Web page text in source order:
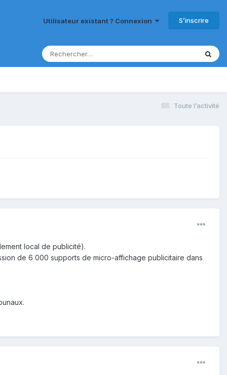
Utilisateur existant ? Connexion S’inscrire
Toute l’activité
local de publicité).
de 6 000 supports de micro-affichage publicitaire dans